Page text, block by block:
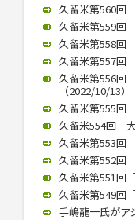
久留米第560回
久留米第559回
久留米第558回
久留米第557回
久留米第556回
（2022/10/13）
久留米第555回
久留米554回
久留米第553回
久留米第552回
久留米第551回
久留米第549回
手嶋龍一氏がア